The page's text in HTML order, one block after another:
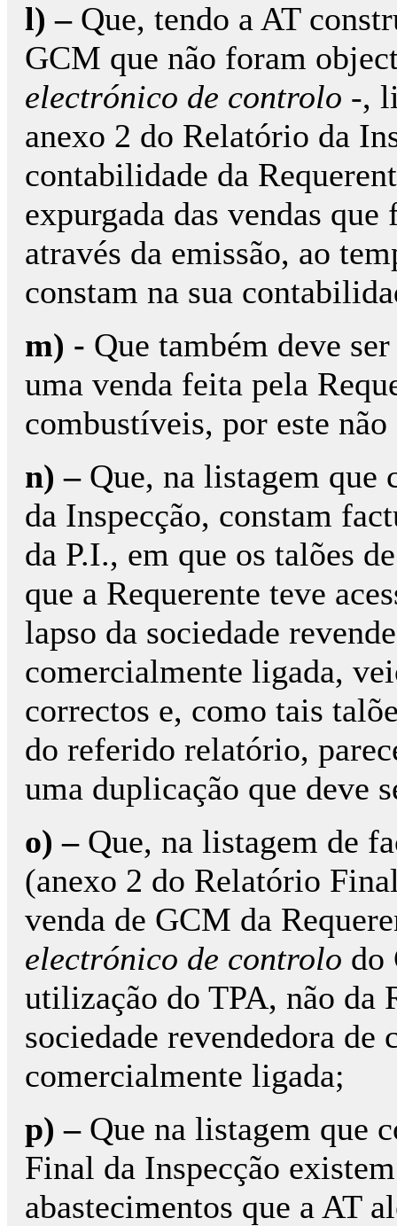
l) –Que, tendo a AT
GCM que não foram
electrónico de controlo -,
anexo 2 do Relatório da
contabilidade da
expurgada das vendas
através da emissão, ao
constam na sua
m) - Que também deve
uma venda feita pela
combustíveis, por este
n) –Que, na listagem que
da Inspecção, constam
da P.I., em que os talões
que a Requerente teve
lapso da sociedade
comercialmente ligada,
correctos e, como tais
do referido relatório,
uma duplicação que
o) –Que, na listagem de
(anexo 2 do Relatório
venda de GCM da
electrónico de controlo do
utilização do TPA, não da
sociedade revendedora de
comercialmente ligada;
p) –Que na listagem que
Final da Inspecção
abastecimentos que a AT